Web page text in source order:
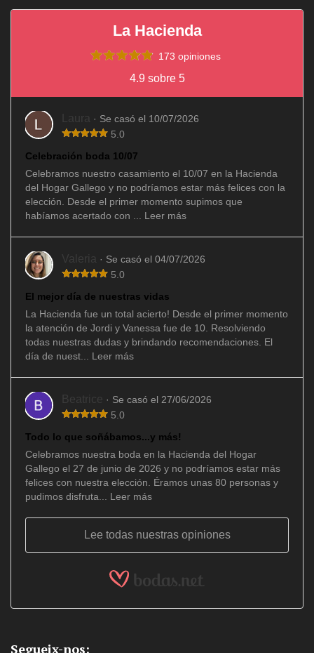
La Hacienda
173 opiniones
4.9 sobre 5
Laura · Se casó el 10/07/2026
5.0
Celebración boda 10/07
Celebramos nuestro casamiento el 10/07 en la Hacienda
del Hogar Gallego y no podríamos estar más felices con la
elección. Desde el primer momento supimos que
habíamos acertado con ... Leer más
Valeria · Se casó el 04/07/2026
5.0
El mejor día de nuestras vidas
La Hacienda fue un total acierto! Desde el primer momento
la atención de Jordi y Vanessa fue de 10. Resolviendo
todas nuestras dudas y brindando recomendaciones. El
día de nuest... Leer más
Beatrice · Se casó el 27/06/2026
5.0
Todo lo que soñábamos...y más!
Celebramos nuestra boda en la Hacienda del Hogar
Gallego el 27 de junio de 2026 y no podríamos estar más
felices con nuestra elección. Éramos unas 80 personas y
pudimos disfruta... Leer más
Lee todas nuestras opiniones
Segueix-nos: